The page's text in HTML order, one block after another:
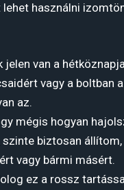
használni
van a
vagy a boltban
az.
mégis hogyan
biztosan
vagy bármi másért.
ez a rossz